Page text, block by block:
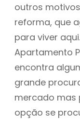
outros
reforma, que
para viver
Apartamento
encontra
grande
mercado mas
opção se